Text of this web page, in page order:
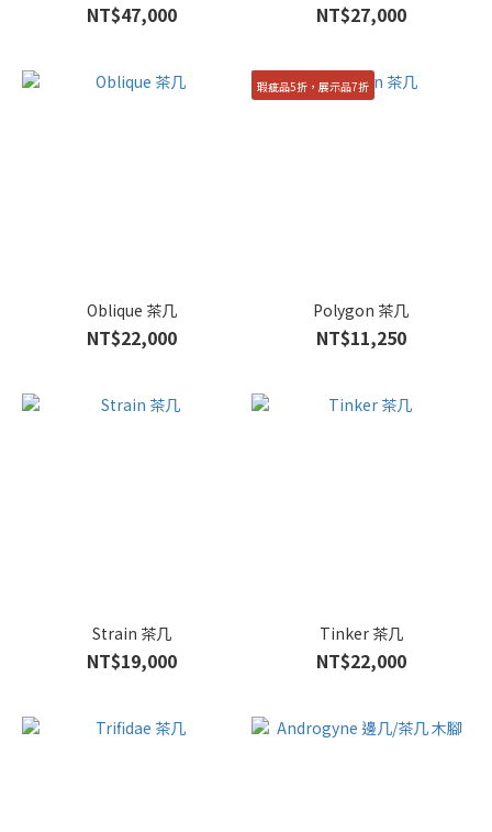
NT$47,000 NT$27,000
Oblique 茶几
NT$22,000
瑕疵品5折，展示品7折
Polygon 茶几
NT$11,250
Strain 茶几
NT$19,000
Tinker 茶几
NT$22,000